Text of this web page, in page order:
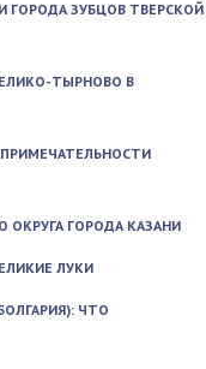
ЗУБЦОВ ТВЕРСКОЙ
ТЫРНОВО В
ГОРОДА КАЗАНИ
ЛУКИ
ЧТО